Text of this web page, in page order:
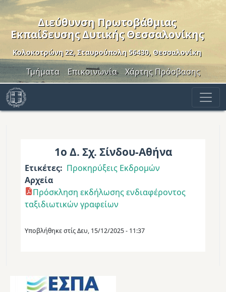
Παράκαμψη προς το κυρίως περιεχόμενο
Διεύθυνση Πρωτοβάθμιας
Εκπαίδευσης Δυτικής Θεσσαλονίκης
Κολοκοτρώνη 22, Σταυρούπολη 56430, Θεσσαλονίκη
Header Menu
Τμήματα Επικοινωνία Χάρτης Πρόσβασης
1ο Δ. Σχ. Σίνδου-Αθήνα
Ετικέτες
Προκηρύξεις Εκδρομών
Αρχεία
Πρόσκληση εκδήλωσης ενδιαφέροντος
ταξιδιωτικών γραφείων
Υποβλήθηκε στίςΔευ, 15/12/2025 - 11:37